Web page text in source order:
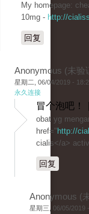
My homepage:
10mg - http://
回复
Anonymous (未验
星期二, 06/04/2019 -
永久连接
冒个泡吧！
obat yg
href=" http://
cialis</a>
回复
Anonymous (
星期三, 06/05/2019